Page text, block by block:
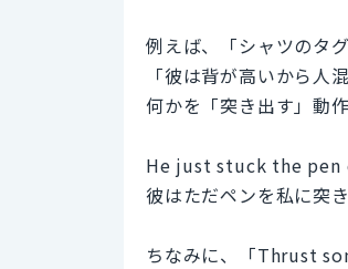
例えば、「シャツのタ
「彼は背が高いから
何かを「突き出す」動
He just stuck the pen
彼はただペンを私に突
ちなみに、「Thrust